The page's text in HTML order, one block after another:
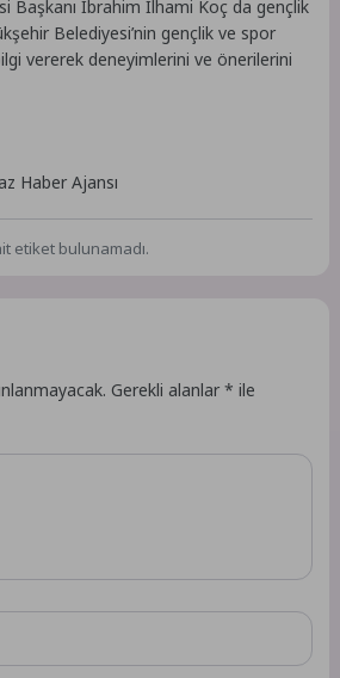
Başkanı İbrahim İlhami Koç da gençlik
Belediyesi’nin gençlik ve spor
vererek deneyimlerini ve önerilerini
Haber Ajansı
etiket bulunamadı.
Gerekli alanlar* ile